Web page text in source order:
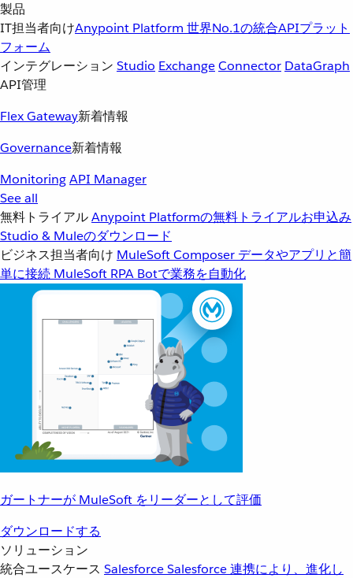
製品
IT担当者向けAnypoint Platform 世界No.1の統合APIプラット
フォーム
インテグレーション Studio ExchangeConnector DataGraph
API管理
Flex Gateway新着情報
Governance新着情報
MonitoringAPI Manager
See all
無料トライアルAnypoint Platformの無料トライアルお申込み
Studio & Muleのダウンロード
ビジネス担当者向け MuleSoft Composer データやアプリと簡
単に接続 MuleSoft RPA Botで業務を自動化
ガートナーが MuleSoft をリーダーとして評価
ダウンロードする
ソリューション
統合ユースケース SalesforceSalesforce 連携により、進化し